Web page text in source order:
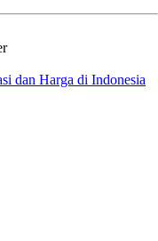
dan Harga di Indonesia